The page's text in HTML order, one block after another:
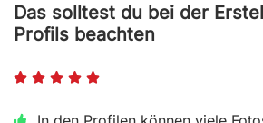
Das solltest du bei der
Profils beachten
    